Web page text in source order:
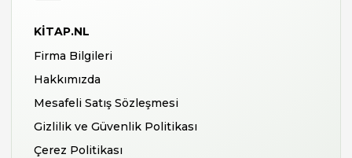
KITAP.NL
Firma Bilgileri
Hakkımızda
Mesafeli Satış Sözleşmesi
Gizlilik ve Güvenlik Politikası
Çerez Politikası